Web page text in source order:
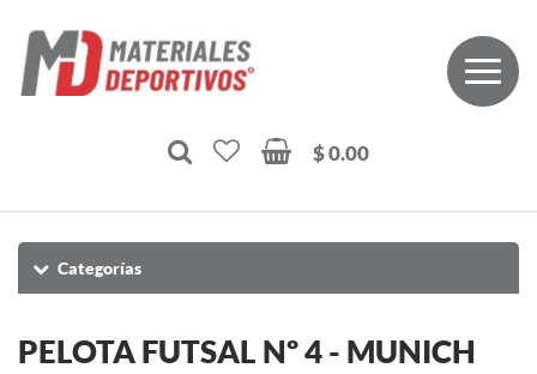
$ 0.00
Categorías
PELOTA FUTSAL Nº 4 - MUNICH